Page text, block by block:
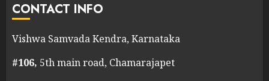
CONTACT INFO
Vishwa Samvada Kendra, Karnataka
#106, 5th main road, Chamarajapet